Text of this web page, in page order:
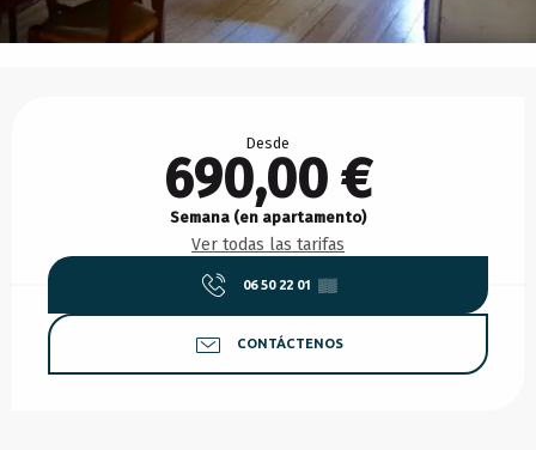
Desde
690,00 €
Semana (en apartamento)
Ver todas las tarifas
06 50 22 01 ▒▒
CONTÁCTENOS